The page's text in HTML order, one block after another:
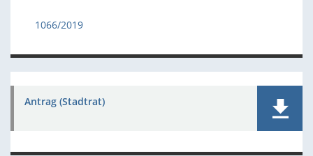
1066/2019
Antrag (Stadtrat)